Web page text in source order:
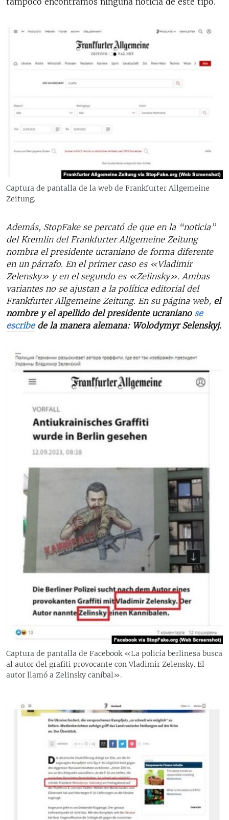
Captura de pantalla de la web de Frankfurter Allgemeine
Zeitung.
Además, StopFake se percató de que en la “noticia”
del Kremlin del Frankfurter Allgemeine Zeitung
nombra el presidente ucraniano de forma diferente
en un párrafo. En el primer caso es «Vladimir
Zelensky» y en el segundo es «Zelinsky». Ambas
variantes no se ajustan a la política editorial del
Frankfurter Allgemeine Zeitung. En su página web, el
nombre y el apellido del presidente ucraniano se
escribede la manera alemana: Wolodymyr Selenskyj.
Captura de pantalla de Facebook «La policía berlinesa busca
al autor del grafiti provocante con Vladimir Zelensky. El
autor llamó a Zelinsky caníbal».